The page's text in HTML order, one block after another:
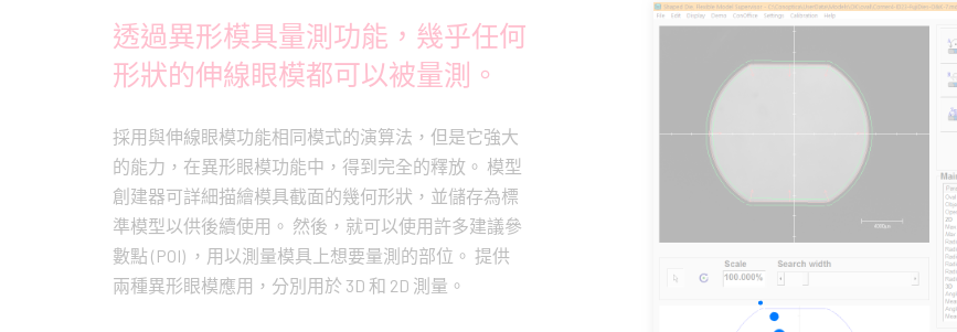
透過異形模具量測功能，幾乎任何
形狀的伸線眼模都可以被量測。
採用與伸線眼模功能相同模式的演算法，但是它強大
的能力，在異形眼模功能中，得到完全的釋放。 模型
創建器可詳細描繪模具截面的幾何形狀，並儲存為標
準模型以供後續使用。 然後，就可以使用許多建議參
數點 (POI) ，用以測量模具上想要量測的部位。 提供
兩種異形眼模應用，分別用於 3D 和 2D 測量。